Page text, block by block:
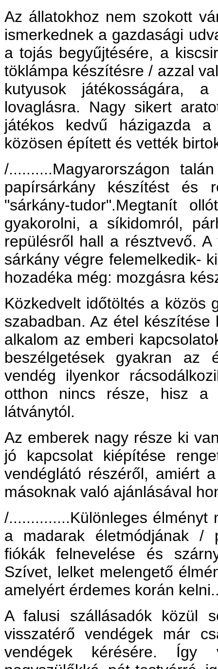
Az állatokhoz nem szokott
ismerkednek a gazdasági
a tojás begyűjtésére, a
töklámpa készítésre / azzal
kutyusok játékosságára,
lovaglásra. Nagy sikert
játékos kedvű házigazda
közösen épített és vették
/..........Magyarországon
papírsárkány készítést és
"sárkány-tudor".Megtanít
gyakorolni, a síkidomról,
repülésről hall a résztvevő.
sárkány végre felemelkedik-
hozadéka még: mozgásra
Közkedvelt időtöltés a közös
szabadban. Az étel
alkalom az emberi
beszélgetések gyakran az
vendég ilyenkor
otthon nincs része, hisz a
látványtól.
Az emberek nagy része ki
jó kapcsolat kiépítése
vendéglátó részéről, amiért
másoknak való ajánlásával
/..............Különleges
a madarak életmódjának /
fiókák felnevelése és
Szívet, lelket melengető
amelyért érdemes korán
A falusi szállásadók közül
visszatérő vendégek már
vendégek kérésére. Így